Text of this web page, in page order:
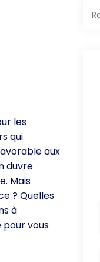
les
qui
aux
Mais
? Quelles
à
vous